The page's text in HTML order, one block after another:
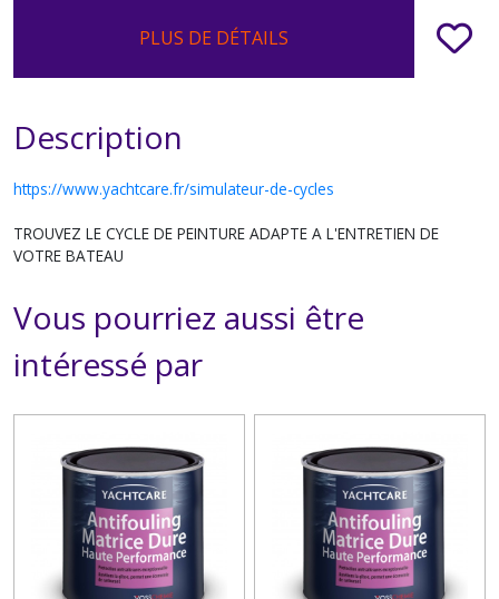
PLUS DE DÉTAILS
Description
https://www.yachtcare.fr/simulateur-de-cycles
TROUVEZ LE CYCLE DE PEINTURE ADAPTE A L'ENTRETIEN DE
VOTRE BATEAU
Vous pourriez aussi être
intéressé par